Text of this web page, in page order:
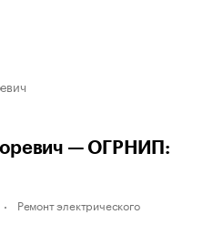
— ОГРНИП:
Ремонт электрического